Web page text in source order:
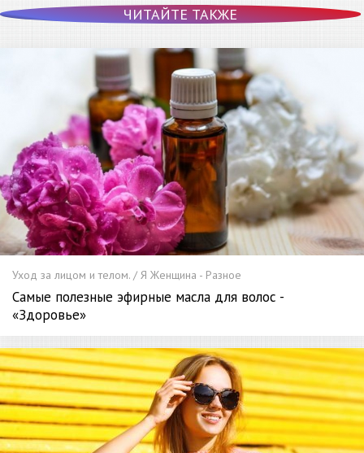
ЧИТАЙТЕ ТАКЖЕ
Уход за лицом и телом. / Я Женщина - Разное
Самые полезные эфирные масла для волос -
«Здоровье»